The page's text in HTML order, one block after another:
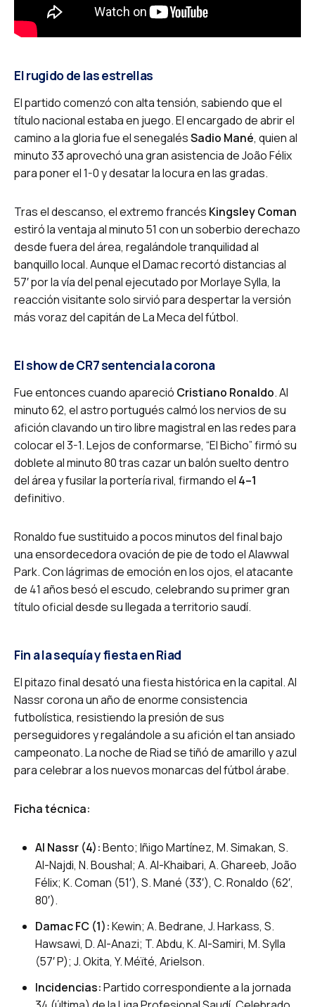
El rugido de las estrellas
El partido comenzó con alta tensión, sabiendo que el
título nacional estaba en juego. El encargado de abrir el
camino a la gloria fue el senegalésSadio Mané, quien al
minuto 33 aprovechó una gran asistencia de João Félix
para poner el 1-0 y desatar la locura en las gradas.
Tras el descanso, el extremo francés Kingsley Coman
estiró la ventaja al minuto 51 con un soberbio derechazo
desde fuera del área, regalándole tranquilidad al
banquillo local.Aunque el Damac recortó distancias al
57′ por la vía del penal ejecutado por Morlaye Sylla, la
reacción visitante solo sirvió para despertar la versión
más voraz del capitán de La Meca del fútbol.
El show de CR7 sentencia la corona
Fue entonces cuando apareció Cristiano Ronaldo. Al
minuto 62, el astro portugués calmó los nervios de su
afición clavando un tiro libre magistral en las redes para
colocar el 3-1.Lejos de conformarse, “El Bicho” firmó su
doblete al minuto 80 tras cazar un balón suelto dentro
del área y fusilar la portería rival, firmando el 4–1
definitivo.
Ronaldo fue sustituido a pocos minutos del final bajo
una ensordecedora ovación de pie de todo el Alawwal
Park. Con lágrimas de emoción en los ojos, el atacante
de 41 años besó el escudo, celebrando su primer gran
título oficial desde su llegada a territorio saudí.
Fin a la sequía y fiesta en Riad
El pitazo final desató una fiesta histórica en la capital. Al
Nassr corona un año de enorme consistencia
futbolística, resistiendo la presión de sus
perseguidores y regalándole a su afición el tan ansiado
campeonato. La noche de Riad se tiñó de amarillo y azul
para celebrar a los nuevos monarcas del fútbol árabe.
Ficha técnica:
Al Nassr (4):Bento; Iñigo Martínez, M. Simakan, S.
Al-Najdi, N. Boushal; A. Al-Khaibari, A. Ghareeb, João
Félix; K. Coman (51′), S. Mané (33′), C. Ronaldo (62′,
80′).
Damac FC (1):Kewin; A. Bedrane, J. Harkass, S.
Hawsawi, D. Al-Anazi; T. Abdu, K. Al-Samiri, M. Sylla
(57′ P); J. Okita, Y. Méïté, Arielson.
Incidencias:Partido correspondiente a la jornada